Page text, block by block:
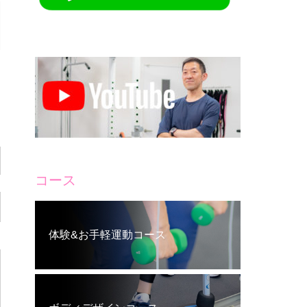
コース
体験&お手軽運動コース